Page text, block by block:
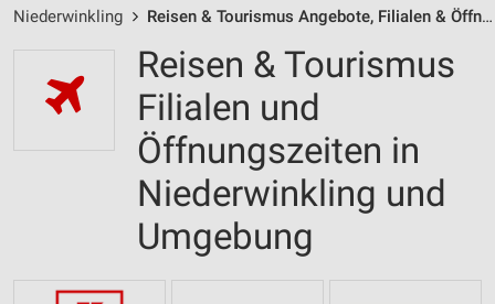
Niederwinkling Reisen & Tourismus Angebote, Filialen & Öffnungszeiten
Reisen & Tourismus
Filialen und
Öffnungszeiten in
Niederwinkling und
Umgebung